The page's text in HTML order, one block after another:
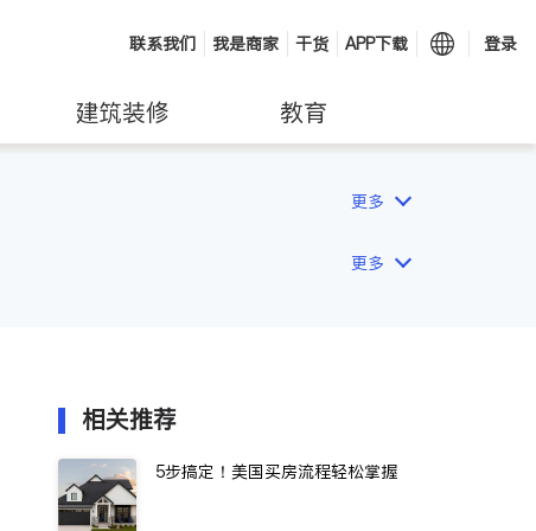
联系我们 我是商家 干货 APP下载 登录
建筑装修 教育
更多
更多
相关推荐
5步搞定！美国买房流程轻松掌握